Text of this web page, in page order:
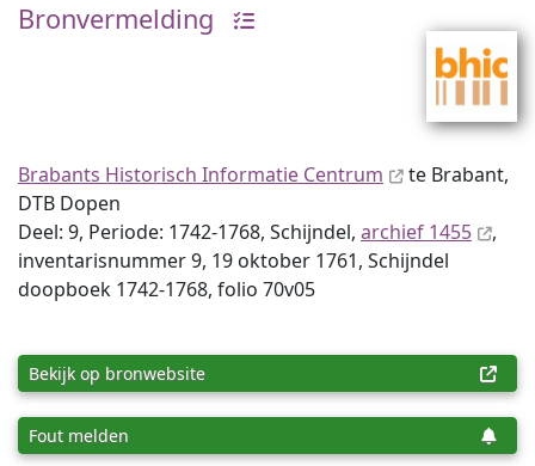
Bronvermelding
Brabants Historisch Informatie Centrum
te Brabant,
DTB Dopen
Deel: 9, Periode: 1742-1768, Schijndel, archief 1455
,
inventaris­num­mer 9, 19 oktober 1761, Schijndel
doopboek 1742-1768, folio 70v05
Bekijk op bronwebsite
Fout melden